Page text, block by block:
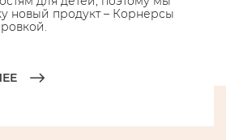
новый продукт – Корнерсы